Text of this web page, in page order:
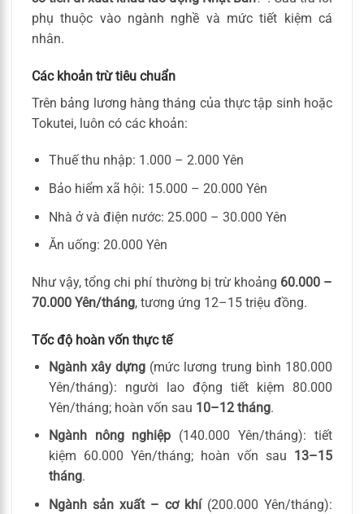
phụ thuộc vào ngành nghề và mức tiết kiệm cá
nhân.
Các khoản trừ tiêu chuẩn
Trên bảng lương hàng tháng của thực tập sinh hoặc
Tokutei, luôn có các khoản:
Thuế thu nhập: 1.000 – 2.000 Yên
Bảo hiểm xã hội: 15.000 – 20.000 Yên
Nhà ở và điện nước: 25.000 – 30.000 Yên
Ăn uống: 20.000 Yên
Như vậy, tổng chi phí thường bị trừ khoảng 60.000 –
70.000 Yên/tháng, tương ứng 12–15 triệu đồng.
Tốc độ hoàn vốn thực tế
Ngành xây dựng (mức lương trung bình 180.000
Yên/tháng): người lao động tiết kiệm 80.000
Yên/tháng; hoàn vốn sau 10–12 tháng.
Ngành nông nghiệp (140.000 Yên/tháng): tiết
kiệm 60.000 Yên/tháng; hoàn vốn sau 13–15
tháng.
Ngành sản xuất – cơ khí(200.000 Yên/tháng):